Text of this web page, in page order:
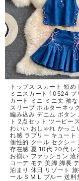
トップス スカート 短め
ミニスカート 10524 プ
カート ミニ ミニ丈 袖
スリーブ ホルターネッ
編み込み デニム ボタン
ト 2点セット ツーピー
わいい おしゃれ かっこ
れ感 ラブリー キュート
個性的 クール セクシー
存在感 夏 10代 20代 レ
お揃い ファッション 流
コーデ モテ 美脚 脚長
泊まり 休日 リゾート
ール S M L ブルー 送料